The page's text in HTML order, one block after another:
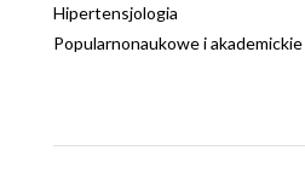
Hipertensjologia
Popularnonaukowe i akademickie